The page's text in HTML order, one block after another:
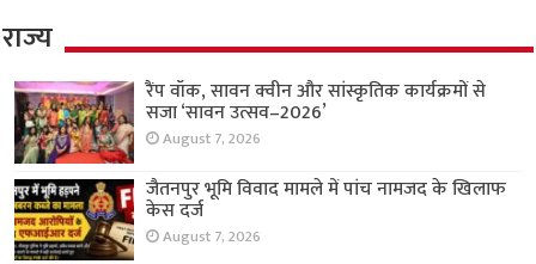
राज्य
रैंप वॉक, सावन क्वीन और सांस्कृतिक कार्यक्रमों से
सजा ‘सावन उत्सव–2026’
August 7, 2026
जैतनपुर भूमि विवाद मामले में पांच नामजद के खिलाफ
केस दर्ज
August 7, 2026